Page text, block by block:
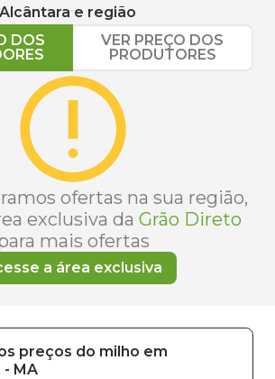
Alcântara e região
DOS
VER PREÇO DOS
PRODUTORES
ofertas na sua região,
exclusiva da Grão Direto
mais ofertas
a área exclusiva
preços do milho em
- MA